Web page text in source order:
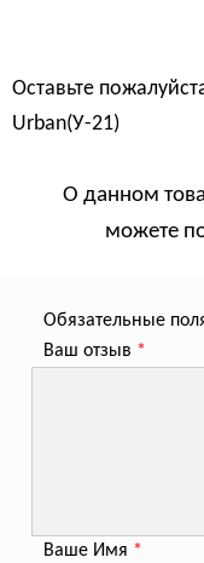
Оставьте
Urban(У-21)
О данном
можете
Обязательные
Ваш отзыв *
Ваше Имя *